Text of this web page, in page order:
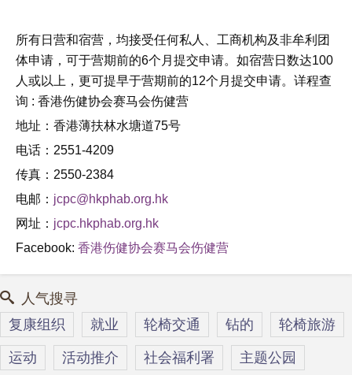
所有日营和宿营，均接受任何私人、工商机构及非牟利团
体申请，可于营期前的6个月提交申请。如宿营日数达100
人或以上，更可提早于营期前的12个月提交申请。详程查
询 : 香港伤健协会赛马会伤健营
地址：香港薄扶林水塘道75号
电话：2551-4209
传真：2550-2384
电邮： jcpc@hkphab.org.hk
网址： jcpc.hkphab.org.hk
Facebook: 香港伤健协会赛马会伤健营
人气搜寻
复康组织 就业 轮椅交通 钻的 轮椅旅游
运动 活动推介 社会福利署 主题公园